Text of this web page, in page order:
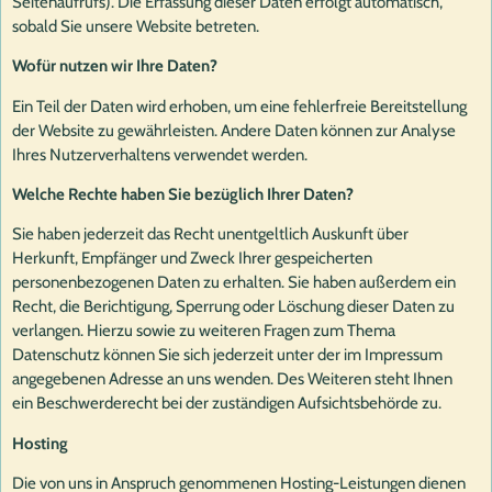
sobald Sie unsere Website betreten.
Wofür nutzen wir Ihre Daten?
Ein Teil der Daten wird erhoben, um eine fehlerfreie Bereitstellung
der Website zu gewährleisten. Andere Daten können zur Analyse
Ihres Nutzerverhaltens verwendet werden.
Welche Rechte haben Sie bezüglich Ihrer Daten?
Sie haben jederzeit das Recht unentgeltlich Auskunft über
Herkunft, Empfänger und Zweck Ihrer gespeicherten
personenbezogenen Daten zu erhalten. Sie haben außerdem ein
Recht, die Berichtigung, Sperrung oder Löschung dieser Daten zu
verlangen. Hierzu sowie zu weiteren Fragen zum Thema
Datenschutz können Sie sich jederzeit unter der im Impressum
angegebenen Adresse an uns wenden. Des Weiteren steht Ihnen
ein Beschwerderecht bei der zuständigen Aufsichtsbehörde zu.
Hosting
Die von uns in Anspruch genommenen Hosting-Leistungen dienen